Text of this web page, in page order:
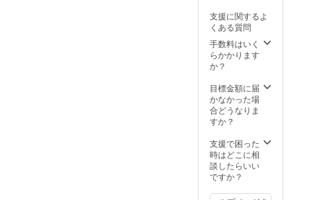
支援に関するよ
くある質問
手数料はいく
らかかります
か？
目標金額に届
かなかった場
合どうなりま
すか？
支援で困った
時はどこに相
談したらいい
ですか？